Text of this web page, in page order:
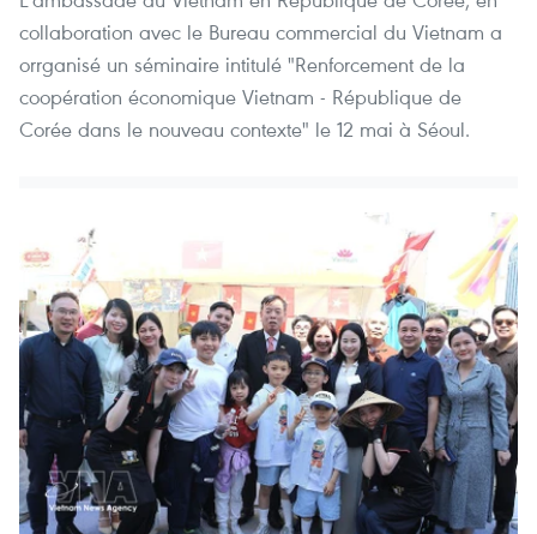
collaboration avec le Bureau commercial du Vietnam a
orrganisé un séminaire intitulé "Renforcement de la
coopération économique Vietnam - République de
Corée dans le nouveau contexte" le 12 mai à Séoul.